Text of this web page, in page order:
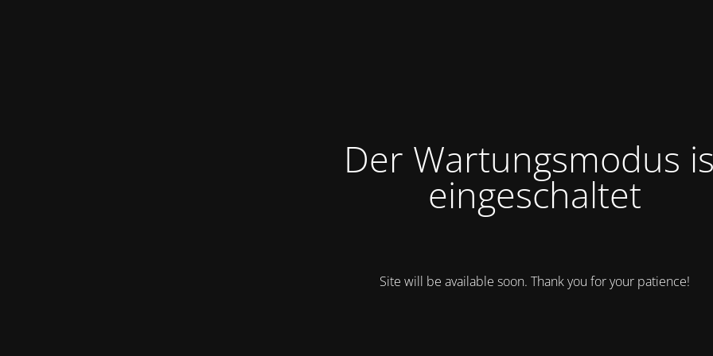
Der Wartungsmodus
eingeschaltet
Site will be available soon. Thank you for your patience!